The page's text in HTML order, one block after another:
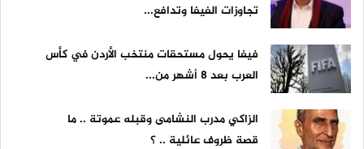
تجاوزات الفيفا وتدافع...
فيفا يحول مستحقات منتخب الأردن في كأس
العرب بعد 8 أشهر من...
الزاكي مدرب النشامى وقبله عموتة .. ما
قصة ظروف عائلية .. ؟